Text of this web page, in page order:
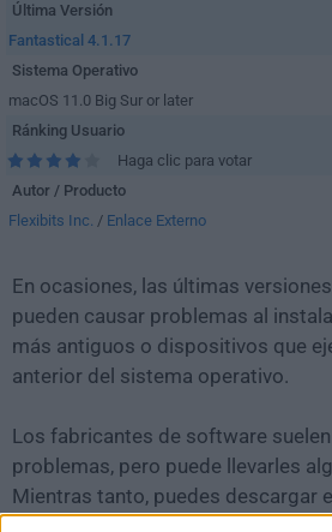
Última Versión
Fantastical 4.1.17
Sistema Operativo
macOS 11.0 Big Sur or later
Ránking Usuario
Haga clic para votar
Autor / Producto
Flexibits Inc. / Enlace Externo
En ocasiones, las últimas
pueden causar problemas al
más antiguos o dispositivos que
anterior del sistema operativo.
Los fabricantes de software
problemas, pero puede llevarles
Mientras tanto, puedes descargar